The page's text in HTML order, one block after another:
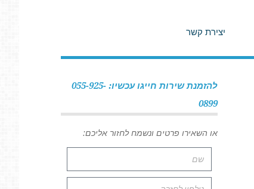
יצירת קשר
להזמנת שירות חייגו עכשיו: 055-925-
0899
או השאירו פרטים ונשמח לחזור אליכם: